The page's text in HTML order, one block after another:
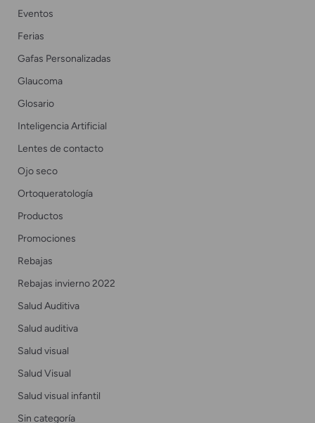
Eventos
Ferias
Gafas Personalizadas
Glaucoma
Glosario
Inteligencia Artificial
Lentes de contacto
Ojo seco
Ortoqueratología
Productos
Promociones
Rebajas
Rebajas invierno 2022
Salud Auditiva
Salud auditiva
Salud visual
Salud Visual
Salud visual infantil
Sin categoría